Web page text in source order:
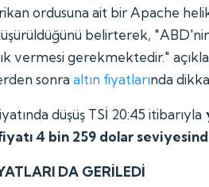
ordusuna ait bir Apache
belirterek,
vermesi gerekmektedir."
sonraaltın fiyatlarında
düşüş TSİ 20:45 itibarıyla
fiyatı 4 bin 259 dolar
DA GERİLEDİ